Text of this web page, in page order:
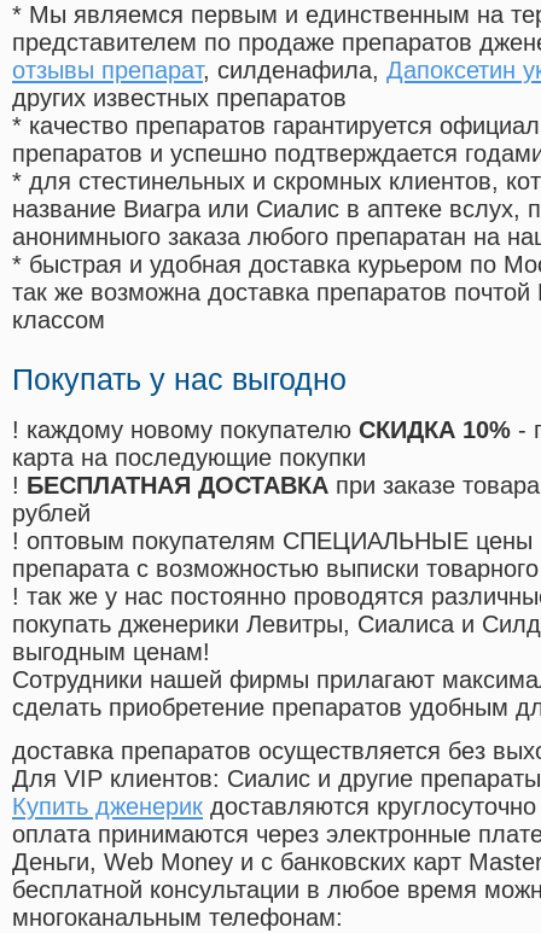
* Мы являемся первым и единственным на
представителем по продаже препаратов
отзывы препарат, силденафила, Дапоксетин
других известных препаратов
* качество препаратов гарантируется
препаратов и успешно подтверждается
* для стестинельных и скромных клиентов,
название Виагра или Сиалис в аптеке вслух,
анонимныого заказа любого препаратан на
* быстрая и удобная доставка курьером по
так же возможна доставка препаратов
классом
Покупать у нас выгодно
! каждому новому покупателю СКИДКА 10% -
карта на последующие покупки
! БЕСПЛАТНАЯ ДОСТАВКА при заказе
рублей
! оптовым покупателям СПЕЦИАЛЬНЫЕ цены
препарата с возможностью выписки
! так же у нас постоянно проводятся
покупать дженерики Левитры, Сиалиса и
выгодным ценам!
Cотрудники нашей фирмы прилагают
сделать приобретение препаратов удобным
доставка препаратов осуществляется без
Для VIP клиентов: Сиалис и другие
Купить дженерик доставляются круглосуточно
оплата принимаются через электронные
Деньги, Web Money и с банковских карт
бесплатной консультации в любое время
многоканальным телефонам: